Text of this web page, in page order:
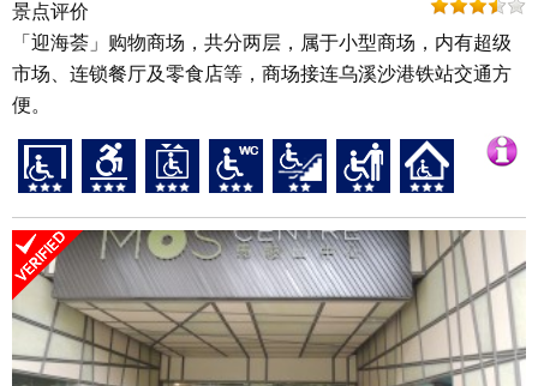
景点评价
「迎海荟」购物商场，共分两层，属于小型商场，内有超级
市场、连锁餐厅及零食店等，商场接连乌溪沙港铁站交通方
便。